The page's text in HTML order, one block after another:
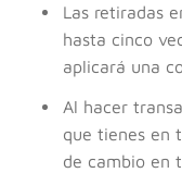
Las retiradas
hasta cinco
aplicará una
Al hacer
que tienes en
de cambio en